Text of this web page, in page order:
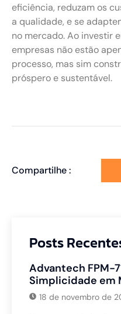
eficiência, reduzam os
a qualidade, e se
no mercado. Ao investir
empresas não estão
processo, mas sim
próspero e sustentável.
Compartilhe :
Posts
Advantech FPM-
Simplicidade em
18 de novembro de